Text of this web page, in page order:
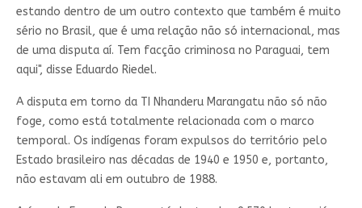
estando dentro de um outro contexto que também é muito
sério no Brasil, que é uma relação não só internacional, mas
de uma disputa aí. Tem facção criminosa no Paraguai, tem
aqui", disse Eduardo Riedel.
A disputa em torno da TI Nhanderu Marangatu não só não
foge, como está totalmente relacionada com o marco
temporal. Os indígenas foram expulsos do território pelo
Estado brasileiro nas décadas de 1940 e 1950 e, portanto,
não estavam ali em outubro de 1988.